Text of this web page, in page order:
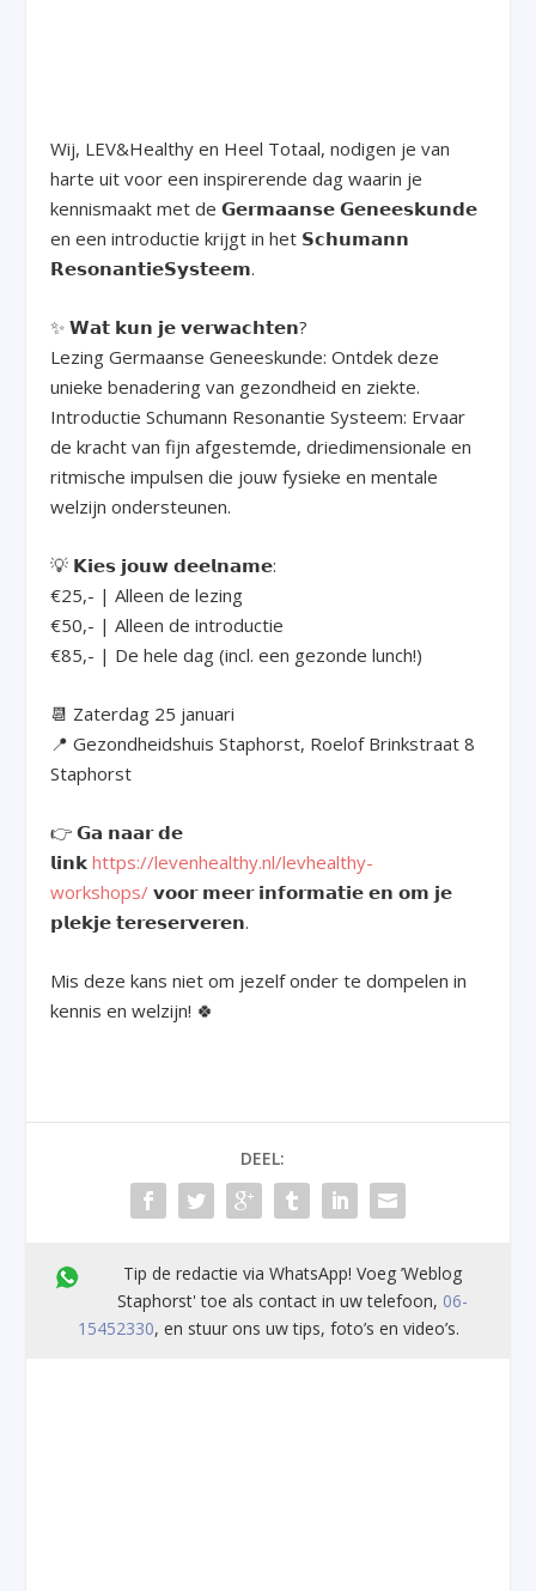
Wij, LEV&Healthy en Heel Totaal, nodigen je van
harte uit voor een inspirerende dag waarin je
kennismaakt met de 𝗚𝗲𝗿𝗺𝗮𝗮𝗻𝘀𝗲 𝗚𝗲𝗻𝗲𝗲𝘀𝗸𝘂𝗻𝗱𝗲
en een introductie krijgt in het 𝗦𝗰𝗵𝘂𝗺𝗮𝗻𝗻
𝗥𝗲𝘀𝗼𝗻𝗮𝗻𝘁𝗶𝗲𝗦𝘆𝘀𝘁𝗲𝗲𝗺.
✨ 𝗪𝗮𝘁 𝗸𝘂𝗻 𝗷𝗲 𝘃𝗲𝗿𝘄𝗮𝗰𝗵𝘁𝗲𝗻?
Lezing Germaanse Geneeskunde: Ontdek deze
unieke benadering van gezondheid en ziekte.
Introductie Schumann Resonantie Systeem: Ervaar
de kracht van fijn afgestemde, driedimensionale en
ritmische impulsen die jouw fysieke en mentale
welzijn ondersteunen.
💡 𝗞𝗶𝗲𝘀 𝗷𝗼𝘂𝘄 𝗱𝗲𝗲𝗹𝗻𝗮𝗺𝗲:
€25,- | Alleen de lezing
€50,- | Alleen de introductie
€85,- | De hele dag (incl. een gezonde lunch!)
📆 Zaterdag 25 januari
📍 Gezondheidshuis Staphorst, Roelof Brinkstraat 8
Staphorst
👉 𝗚𝗮 𝗻𝗮𝗮𝗿 𝗱𝗲
𝗹𝗶𝗻𝗸 https://levenhealthy.nl/levhealthy-
workshops/ 𝘃𝗼𝗼𝗿 𝗺𝗲𝗲𝗿 𝗶𝗻𝗳𝗼𝗿𝗺𝗮𝘁𝗶𝗲 𝗲𝗻 𝗼𝗺 𝗷𝗲
𝗽𝗹𝗲𝗸𝗷𝗲 𝘁𝗲𝗿𝗲𝘀𝗲𝗿𝘃𝗲𝗿𝗲𝗻.
Mis deze kans niet om jezelf onder te dompelen in
kennis en welzijn! 🍀
DEEL:
Tip de redactie via WhatsApp! Voeg ’Weblog
Staphorst' toe als contact in uw telefoon, 06-
15452330, en stuur ons uw tips, foto’s en video’s.